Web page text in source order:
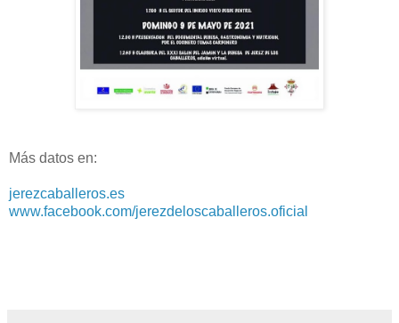
Más datos en:
jerezcaballeros.es
www.facebook.com/jerezdeloscaballeros.oficial